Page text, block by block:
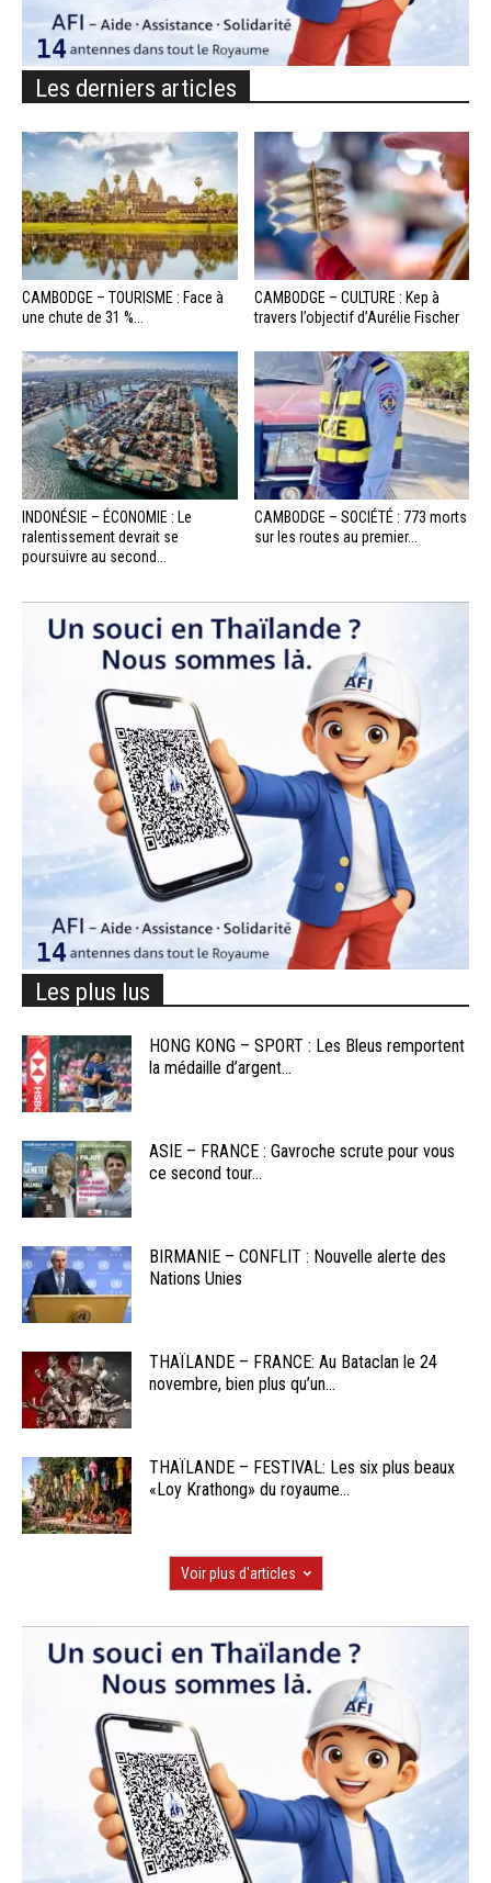
Les derniers articles
CAMBODGE – TOURISME : Face à
une chute de 31 %...
CAMBODGE – CULTURE : Kep à
travers l’objectif d’Aurélie Fischer
INDONÉSIE – ÉCONOMIE : Le
ralentissement devrait se
poursuivre au second...
CAMBODGE – SOCIÉTÉ : 773 morts
sur les routes au premier...
Les plus lus
HONG KONG – SPORT : Les Bleus remportent
la médaille d’argent...
ASIE – FRANCE : Gavroche scrute pour vous
ce second tour...
BIRMANIE – CONFLIT : Nouvelle alerte des
Nations Unies
THAÏLANDE – FRANCE: Au Bataclan le 24
novembre, bien plus qu’un...
THAÏLANDE – FESTIVAL: Les six plus beaux
«Loy Krathong» du royaume...
Voir plus d'articles